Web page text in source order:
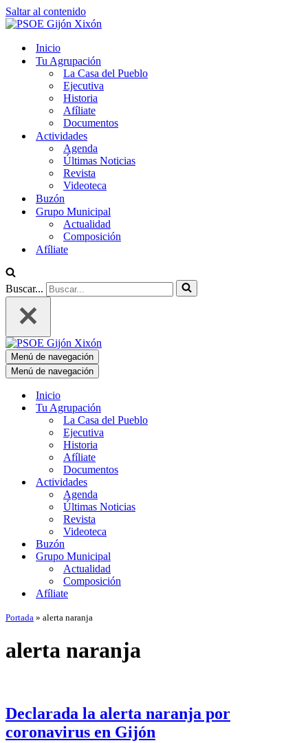
Saltar al contenido
Inicio
Tu Agrupación
La Casa del Pueblo
Ejecutiva
Historia
Afíliate
Documentos
Actividades
Agenda
Últimas Noticias
Revista
Videoteca
Buzón
Grupo Municipal
Actualidad
Composición
Afíliate
Buscar...
Menú de navegación
Menú de navegación
Inicio
Tu Agrupación
La Casa del Pueblo
Ejecutiva
Historia
Afíliate
Documentos
Actividades
Agenda
Últimas Noticias
Revista
Videoteca
Buzón
Grupo Municipal
Actualidad
Composición
Afíliate
Portada » alerta naranja
alerta naranja
Declarada la alerta naranja por
coronavirus en Gijón